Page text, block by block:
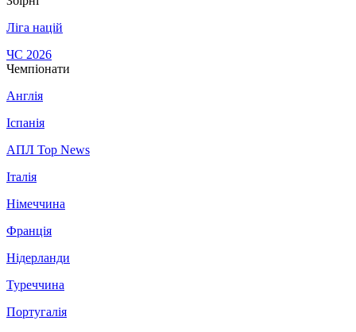
Ліга націй
ЧС 2026
Чемпіонати
Англія
Іспанія
АПЛ Top News
Італія
Німеччина
Франція
Нідерланди
Туреччина
Португалія